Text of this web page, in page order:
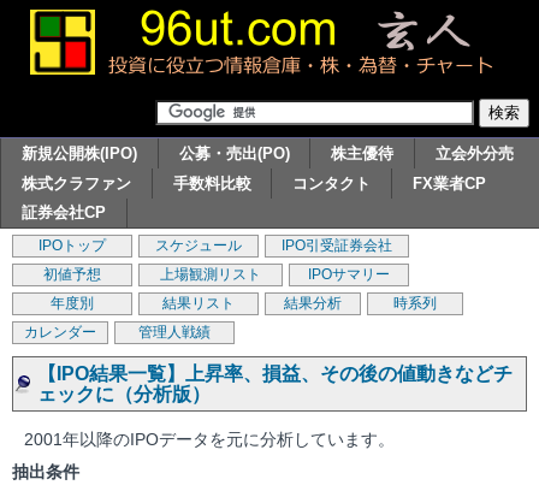
新規公開株(IPO) 公募・売出(PO) 株主優待
立会外分売
株式クラファン
手数料比較 コンタクト
FX業者CP
証券会社CP
IPOトップ スケジュール
IPO引受証券会社
初値予想
上場観測リスト
IPOサマリー
年度別
結果リスト 結果分析
時系列
カレンダー
管理人戦績
【IPO結果一覧】上昇率、損益、その後の値動きなどチ
ェックに（分析版）
2001年以降のIPOデータを元に分析しています。
抽出条件